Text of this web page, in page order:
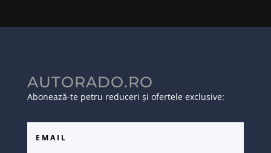
AUTORADO.RO
Abonează-te petru reduceri și ofertele exclusive: